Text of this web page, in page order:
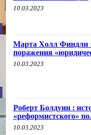
10.03.2023
Марта Холл Финдли
поражения
10.03.2023
Роберт Болдуин :
«реформистского»
10.03.2023